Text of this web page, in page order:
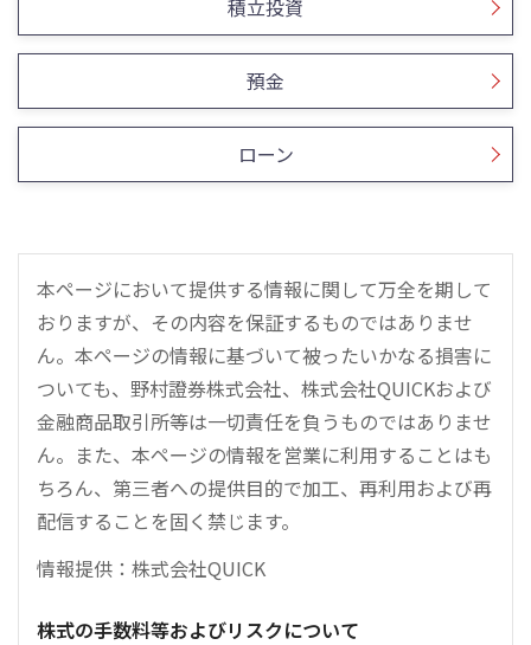
積立投資
預金
ローン
本ページにおいて提供する情報に関して万全を期して
おりますが、その内容を保証するものではありませ
ん。本ページの情報に基づいて被ったいかなる損害に
ついても、野村證券株式会社、株式会社QUICKおよび
金融商品取引所等は一切責任を負うものではありませ
ん。また、本ページの情報を営業に利用することはも
ちろん、第三者への提供目的で加工、再利用および再
配信することを固く禁じます。
情報提供：株式会社QUICK
株式の手数料等およびリスクについて